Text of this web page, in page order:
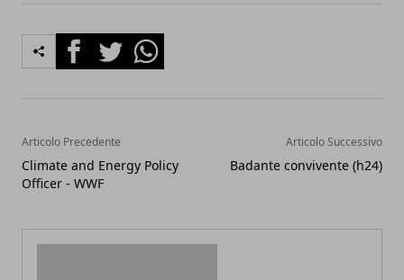
FacebookTwitterWhatsapp
Articolo Precedente
Climate and Energy Policy
Officer - WWF
Articolo Successivo
Badante convivente (h24)